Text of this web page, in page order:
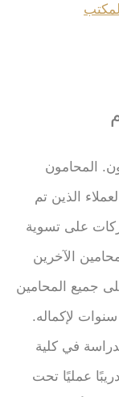
المحامون
الذين تم
على تسوية
الآخرين
جميع المحامين
لإكماله.
في كلية
عمليًا تحت